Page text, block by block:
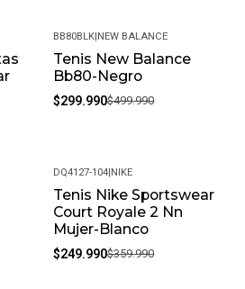
-40%
BB80BLK|NEW BALANCE
Tenis New Balance
Bb80-Negro
$299.990$499.990
-31%
DQ4127-104|NIKE
Tenis Nike Sportswear
Court Royale 2 Nn
Mujer-Blanco
$249.990$359.990